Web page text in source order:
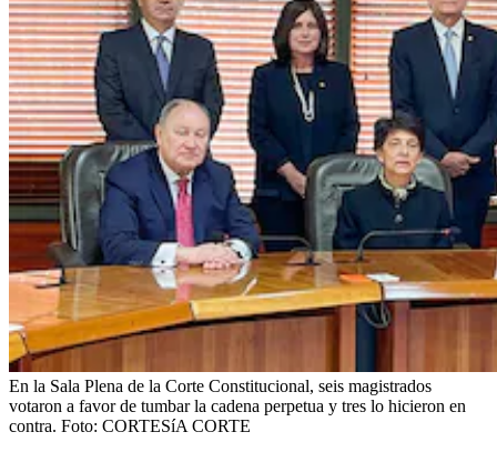
En la Sala Plena de la Corte Constitucional, seis magistrados
votaron a favor de tumbar la cadena perpetua y tres lo hicieron en
contra. Foto: CORTESíA CORTE